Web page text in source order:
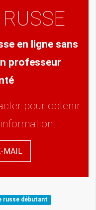
en ligne sans
professeur
pour obtenir
MAIL
russe débutant